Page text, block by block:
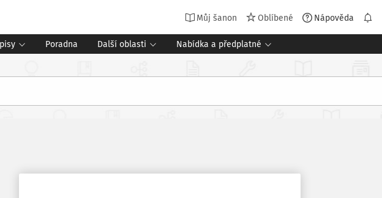
Můj šanon Oblíbené Nápověda
Poradna Další oblasti Nabídka a předplatné